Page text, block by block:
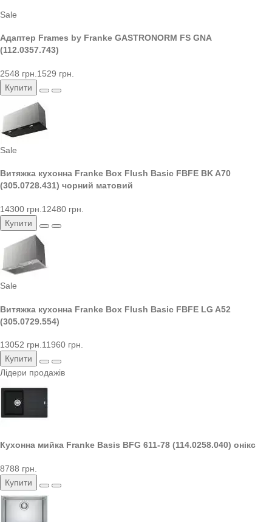
Sale
Адаптер Frames by Franke GASTRONORM FS GNA
(112.0357.743)
2548 грн. 1529 грн.
Купити
Sale
Витяжка кухонна Franke Box Flush Basic FBFE BK A70
(305.0728.431) чорний матовий
14300 грн. 12480 грн.
Купити
Sale
Витяжка кухонна Franke Box Flush Basic FBFE LG A52
(305.0729.554)
13052 грн.11960 грн.
Купити
Лідери продажів
Кухонна мийка Franke Basis BFG 611-78 (114.0258.040) онікс
8788 грн.
Купити